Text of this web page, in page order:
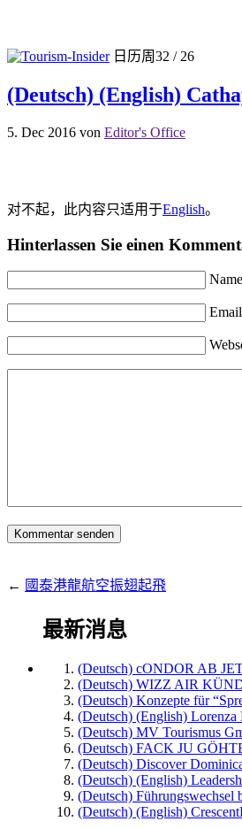
日历周32 / 26
(Deutsch) (English)
5. Dec 2016 von Editor's Office
对不起，此内容只适用于English。
Hinterlassen Sie einen
Name
← 國泰港龍航空振翅起飛
最新消息
(Deutsch) cONDOR AB
(Deutsch) WIZZ AIR
(Deutsch) Konzepte für
(Deutsch) (English)
(Deutsch) MV Tourismus
(Deutsch) FACK JU
(Deutsch) Discover
(Deutsch) (English)
(Deutsch)
(Deutsch) (English)